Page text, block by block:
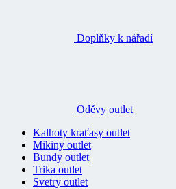
Doplňky k nářadí
Oděvy outlet
Kalhoty kraťasy outlet
Mikiny outlet
Bundy outlet
Trika outlet
Svetry outlet